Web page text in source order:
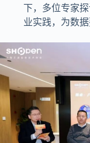
下，多位专家
业实践，为数